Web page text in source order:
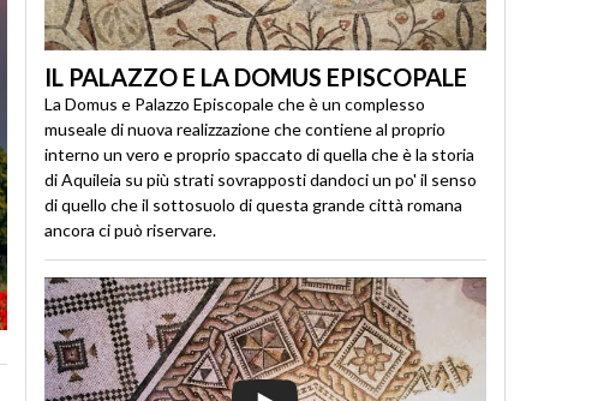
IL PALAZZO E LA DOMUS EPISCOPALE
La Domus e Palazzo Episcopale che è un complesso
museale di nuova realizzazione che contiene al proprio
interno un vero e proprio spaccato di quella che è la storia
di Aquileia su più strati sovrapposti dandoci un po' il senso
di quello che il sottosuolo di questa grande città romana
ancora ci può riservare.